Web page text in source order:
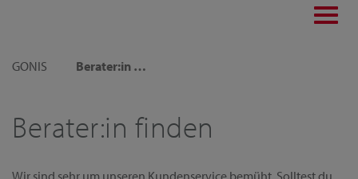
GONIS
Berater:in finden
Berater:in finden
Wir sind sehr um unseren Kundenservice bemüht. Solltest du